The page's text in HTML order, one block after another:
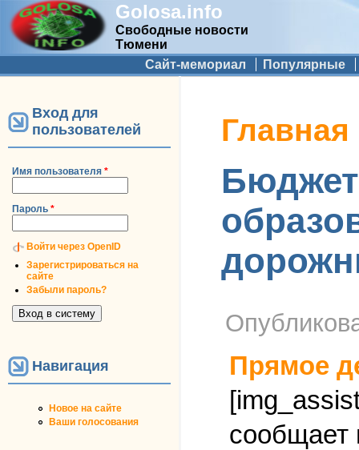
Golosa.info
Свободные новости
Тюмени
Дополнительное меню
Сайт-мемориал Популярные
Вход для
пользователей
Имя пользователя *
Пароль *
Войти через OpenID
Зарегистрироваться на
сайте
Забыли пароль?
Навигация
Новое на сайте
Ваши голосования
Вы здесь
Главная
Бюджет
Прямое
сообщает